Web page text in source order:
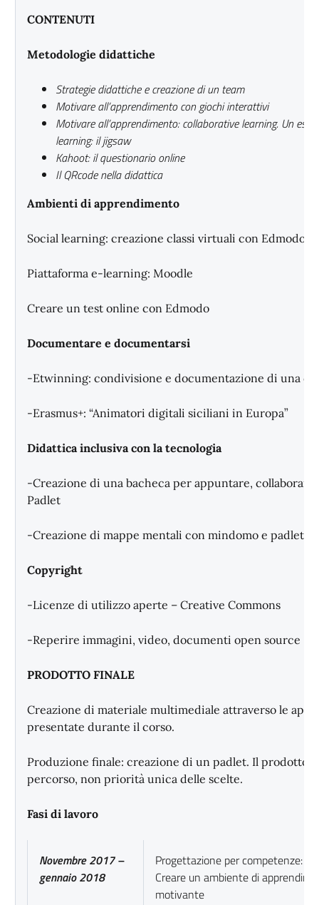
CONTENUTI
Metodologie didattiche
Strategie didattiche e creazione di un team
Motivare all’apprendimento con giochi interattivi
Motivare all’apprendimento: collaborative learning. Un
learning: il jigsaw
Kahoot: il questionario online
Il QRcode nella didattica
Ambienti di apprendimento
Social learning: creazione classi virtuali con Edmodo
Piattaforma e-learning: Moodle
Creare un test online con Edmodo
Documentare e documentarsi
-Etwinning: condivisione e documentazione di una
-Erasmus+: “Animatori digitali siciliani in Europa”
Didattica inclusiva con la tecnologia
-Creazione di una bacheca per appuntare,
Padlet
-Creazione di mappe mentali con mindomo e padlet
Copyright
-Licenze di utilizzo aperte – Creative Commons
-Reperire immagini, video, documenti open source
PRODOTTO FINALE
Creazione di materiale multimediale attraverso le
presentate durante il corso.
Produzione finale: creazione di un padlet. Il prodotto
percorso, non priorità unica delle scelte.
Fasi di lavoro
Novembre 2017 –
gennaio 2018
Progettazione per competenze:
Creare un ambiente di
motivante